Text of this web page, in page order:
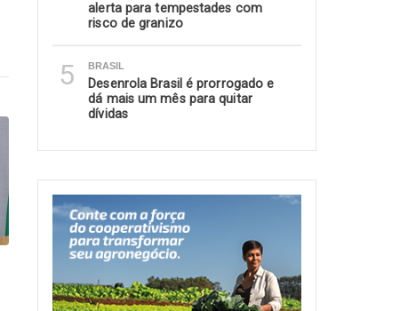
alerta para tempestades com
risco de granizo
5 BRASIL
Desenrola Brasil é prorrogado e
dá mais um mês para quitar
dívidas